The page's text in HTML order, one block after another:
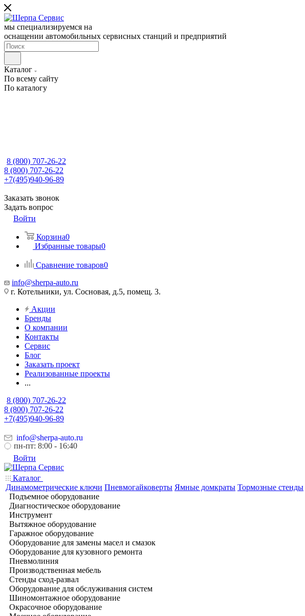
мы специализируемся на
оснащении автомобильных сервисных станций и предприятий
Каталог
По всему сайту
По каталогу
8 (800) 707-26-22
8 (800) 707-26-22
+7(495)940-96-89
Заказать звонок
Задать вопрос
Войти
Корзина0
Избранные товары0
Сравнение товаров0
info@sherpa-auto.ru
г. Котельники, ул. Сосновая, д.5, помещ. 3.
Акции
Бренды
О компании
Контакты
Сервис
Блог
Заказать проект
Реализованные проекты
...
8 (800) 707-26-22
8 (800) 707-26-22
+7(495)940-96-89
info@sherpa-auto.ru
пн-пт: 8:00 - 16:40
Войти
Каталог
Динамометрические ключи Пневмогайковерты Ямные домкраты Тормозные стенды
Подъемное оборудование
Диагностическое оборудование
Инструмент
Вытяжное оборудование
Гаражное оборудование
Оборудование для замены масел и смазок
Оборудование для кузовного ремонта
Пневмолиния
Производственная мебель
Стенды сход-развал
Оборудование для обслуживания систем
Шиномонтажное оборудование
Окрасочное оборудование